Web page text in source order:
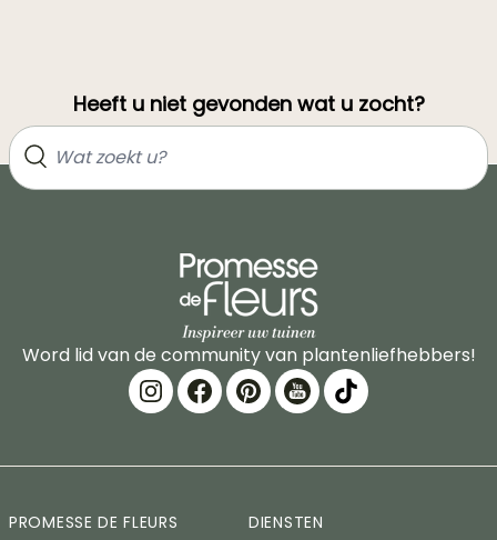
Heeft u niet gevonden wat u zocht?
Word lid van de community van plantenliefhebbers!
PROMESSE DE FLEURS DIENSTEN